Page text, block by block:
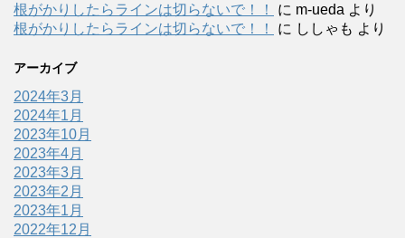
根がかりしたらラインは切らないで！！ に m-ueda より
根がかりしたらラインは切らないで！！
に ししゃも より
アーカイブ
2024年3月
2024年1月
2023年10月
2023年4月
2023年3月
2023年2月
2023年1月
2022年12月